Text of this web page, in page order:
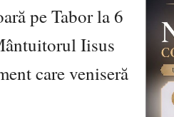
pe Tabor la 6
Iisus
care veniseră